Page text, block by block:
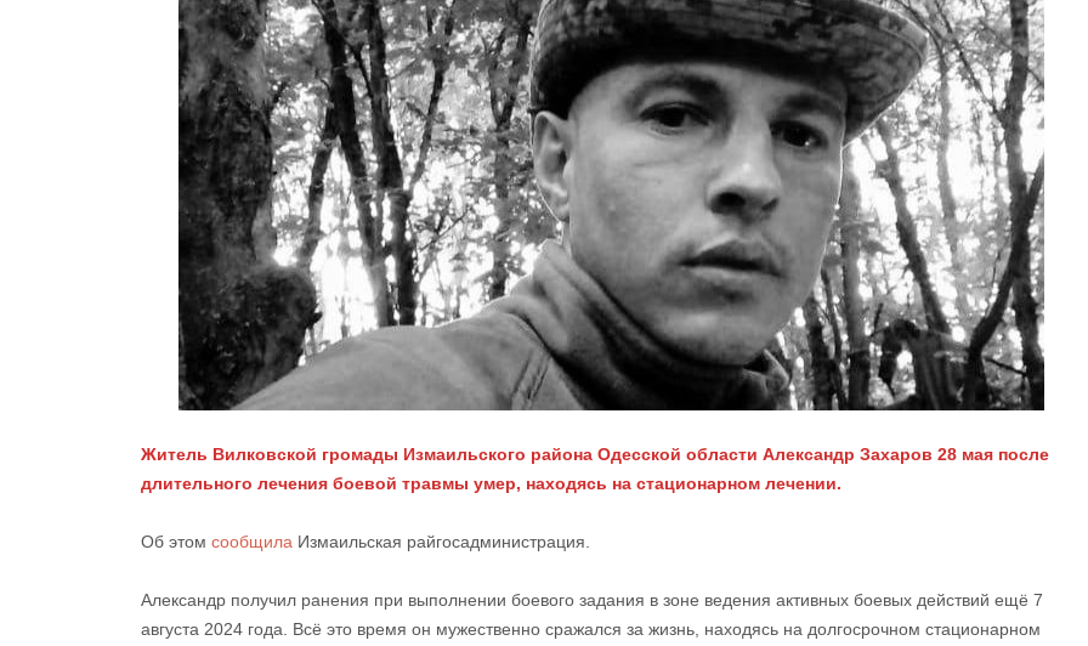
Житель Вилковской громады Измаильского района Одесской области Александр Захаров 28 мая после
длительного лечения боевой травмы умер, находясь на стационарном лечении.
Об этом сообщила Измаильская райгосадминистрация.
Александр получил ранения при выполнении боевого задания в зоне ведения активных боевых действий ещё 7
августа 2024 года. Всё это время он мужественно сражался за жизнь, находясь на долгосрочном стационарном